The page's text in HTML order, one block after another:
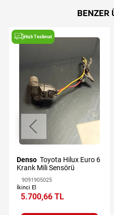
BENZER
Hızlı Teslimat
Denso Toyota Hilux Euro 6
Krank Mili Sensörü
9091905025
İkinci El
5.700,66 TL